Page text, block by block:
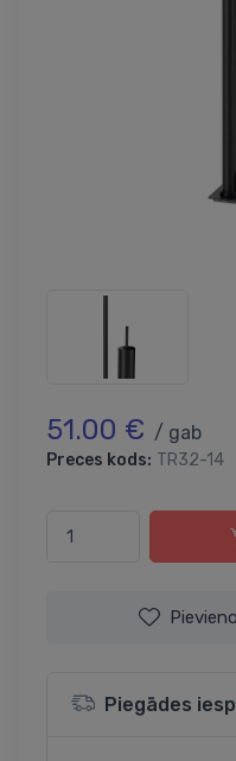
51.00 € / gab
Preces kods: TR32-14
Piegādes